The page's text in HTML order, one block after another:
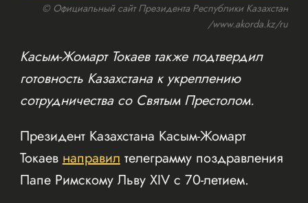
© Официальный сайт Президента Республики Казахстан
/www.akorda.kz/ru
Касым-Жомарт Токаев также подтвердил
готовность Казахстана к укреплению
сотрудничества со Святым Престолом.
Президент Казахстана Касым-Жомарт
Токаевнаправилтелеграмму поздравления
Папе Римскому Льву XIV с 70-летием.